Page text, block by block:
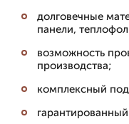
долговечные
панели,
возможность
производства;
комплексный